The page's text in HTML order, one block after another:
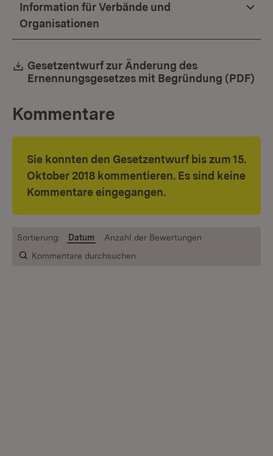
Information für Verbände und
Organisationen
Download:
Gesetzentwurf zur Änderung des
Ernennungsgesetzes mit Begründung (PDF)
Kommentare
Sie konnten den Gesetzentwurf bis zum 15.
Oktober 2018 kommentieren. Es sind keine
Kommentare eingegangen.
Kommentare durchsuchen
Sortierung: Datum Anzahl der Bewertungen